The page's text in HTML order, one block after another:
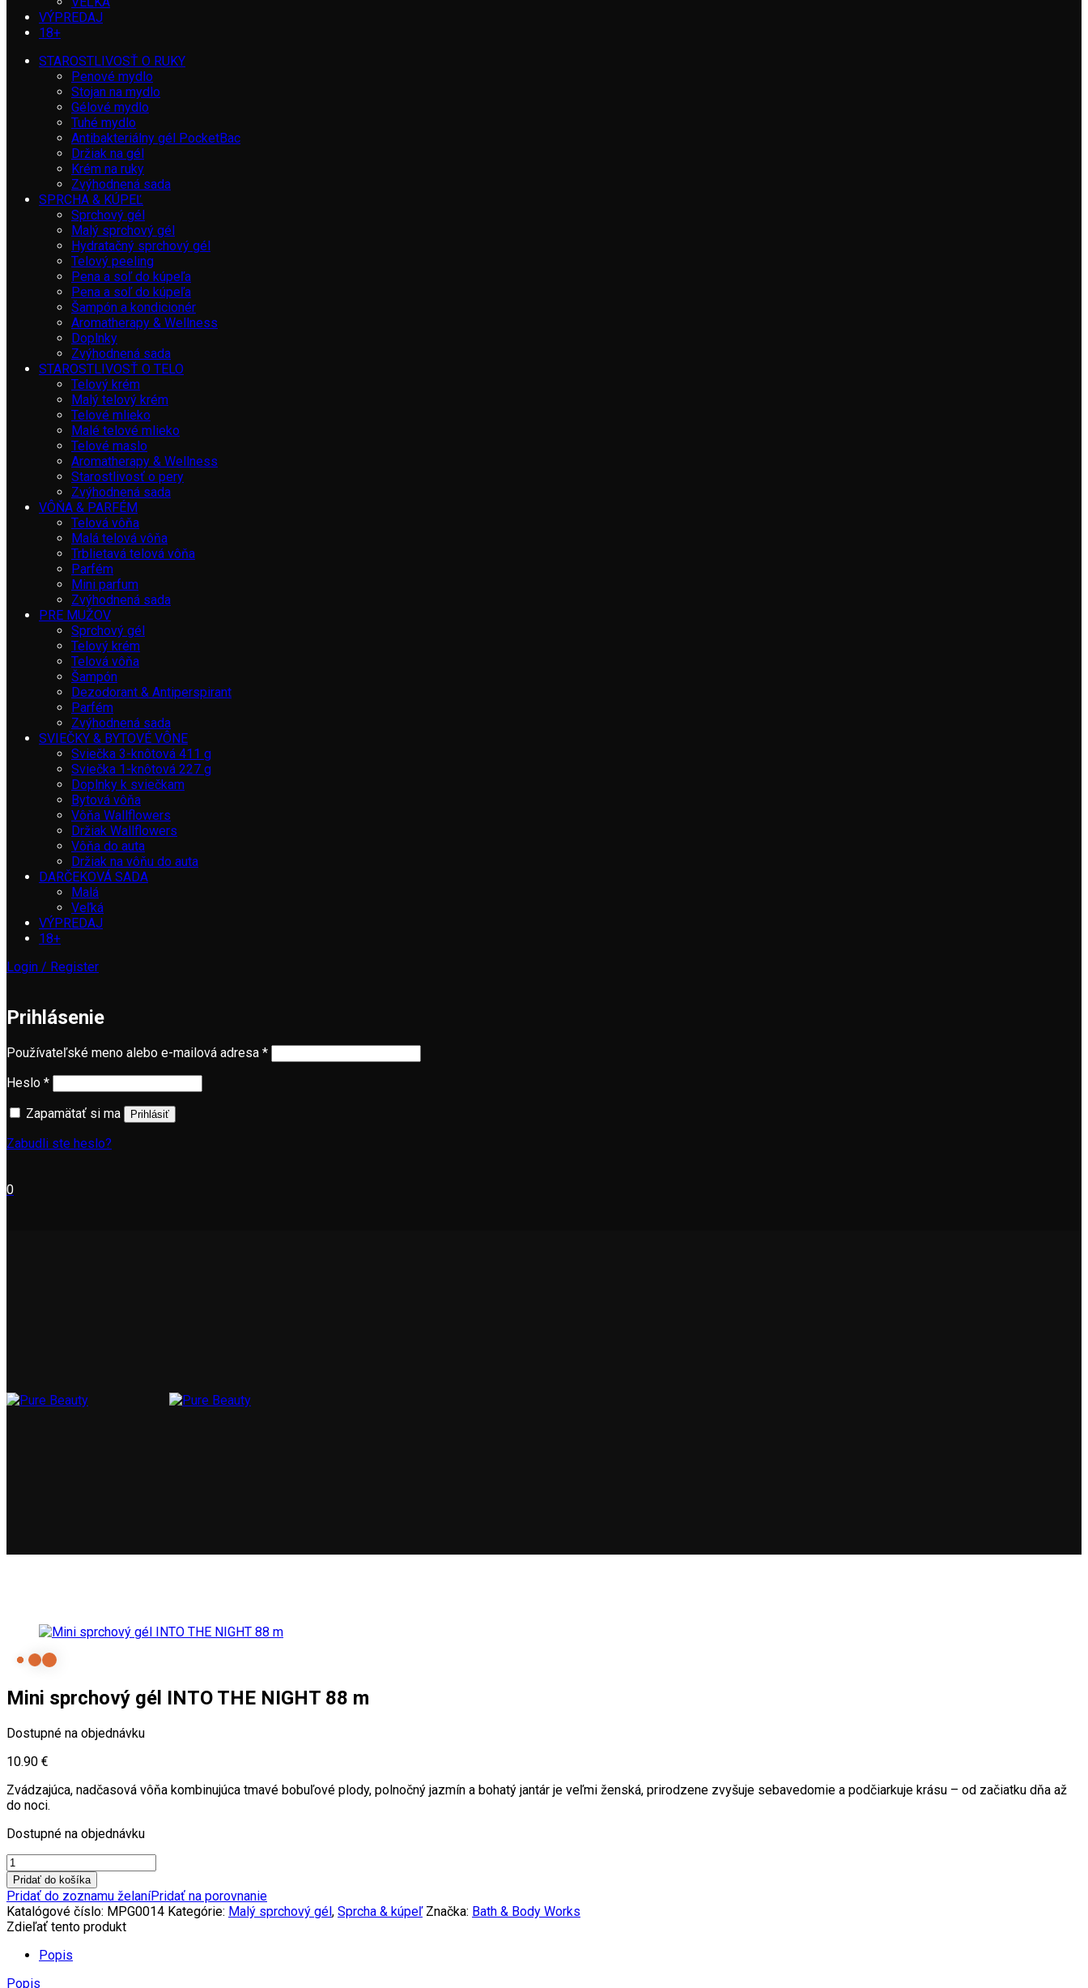
VÝPREDAJ
18+
STAROSTLIVOSŤ O RUKY
Penové mydlo
Stojan na mydlo
Gélové mydlo
Tuhé mydlo
Antibakteriálny gél PocketBac
Držiak na gél
Krém na ruky
Zvýhodnená sada
SPRCHA & KÚPEĽ
Sprchový gél
Malý sprchový gél
Hydratačný sprchový gél
Telový peeling
Pena a soľ do kúpeľa
Pena a soľ do kúpeľa
Šampón a kondicionér
Aromatherapy & Wellness
Doplnky
Zvýhodnená sada
STAROSTLIVOSŤ O TELO
Telový krém
Malý telový krém
Telové mlieko
Malé telové mlieko
Telové maslo
Aromatherapy & Wellness
Starostlivosť o pery
Zvýhodnená sada
VÔŇA & PARFÉM
Telová vôňa
Malá telová vôňa
Trblietavá telová vôňa
Parfém
Mini parfum
Zvýhodnená sada
PRE MUŽOV
Sprchový gél
Telový krém
Telová vôňa
Šampón
Dezodorant & Antiperspirant
Parfém
Zvýhodnená sada
SVIEČKY & BYTOVÉ VÔNE
Sviečka 3-knôtová 411 g
Sviečka 1-knôtová 227 g
Doplnky k sviečkam
Bytová vôňa
Vôňa Wallflowers
Držiak Wallflowers
Vôňa do auta
Držiak na vôňu do auta
DARČEKOVÁ SADA
Malá
Veľká
VÝPREDAJ
18+
Login / Register
Prihlásenie
Používateľské meno alebo e-mailová adresa *Povinné
Heslo *Povinné
Zapamätať si ma Prihlásiť
Zabudli ste heslo?
0
Mini sprchový gél INTO THE NIGHT 88 m
Dostupné na objednávku
10.90 €
Zvádzajúca, nadčasová vôňa kombinujúca tmavé bobuľové plody, polnočný jazmín a bohatý jantár je veľmi ženská, prirodzene zvyšuje sebavedomie a podčiarkuje krásu – od začiatku dňa až
do noci.
Dostupné na objednávku
množstvo
Mini
sprchový
gél
INTO
NIGHT
m
Pridať do košíka
Pridať do zoznamu želaníPridať na porovnanie
Katalógové číslo: MPG0014 Kategórie: Malý sprchový gél, Sprcha & kúpeľ Značka: Bath & Body Works
Zdieľať tento produkt
Popis
Popis